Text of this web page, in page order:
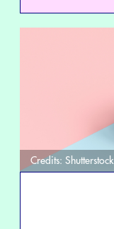
Credits: Shutterstock